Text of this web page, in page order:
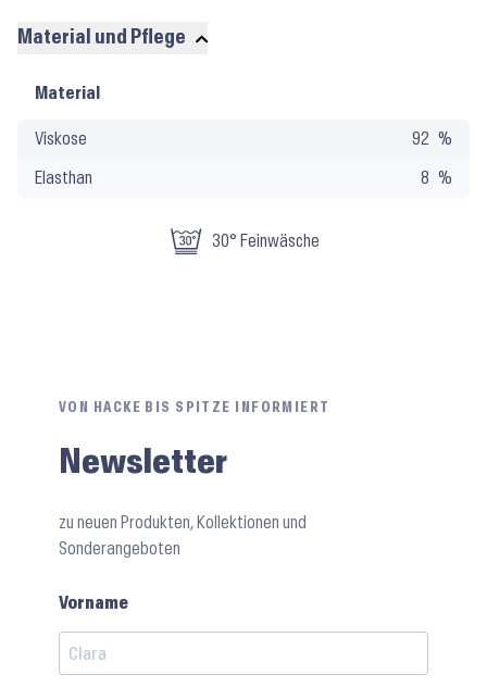
Material und Pflege
Material
Pflege
Material
Viskose 92
Elasthan 8
30° Feinwäsche
VON HACKE BIS SPITZE INFORMIERT
Newsletter
zu neuen Produkten, Kollektionen und
Sonderangeboten
Vorname